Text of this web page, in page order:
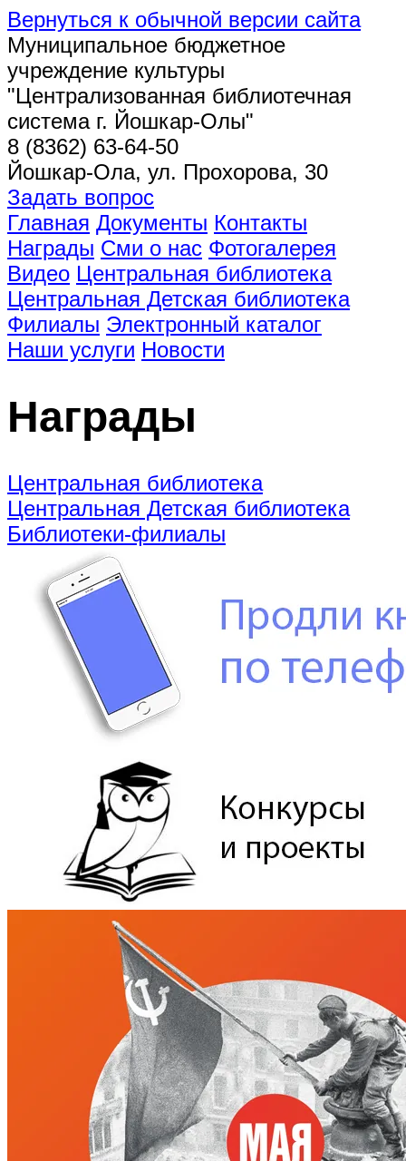
Вернуться к обычной версии сайта
Муниципальное бюджетное
учреждение культуры
"Централизованная библиотечная
система г. Йошкар-Олы"
8 (8362) 63-64-50
Йошкар-Ола, ул. Прохорова, 30
Задать вопрос
Главная Документы Контакты
Награды Сми о нас Фотогалерея
Видео Центральная библиотека
Центральная Детская библиотека
Филиалы Электронный каталог
Наши услуги Новости
Награды
Центральная библиотека
Центральная Детская библиотека
Библиотеки-филиалы